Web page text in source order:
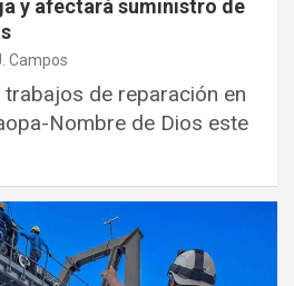
y afectará suministro de
Campos
de reparación en
Nombre de Dios este